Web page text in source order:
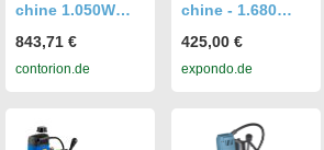
chine 1.050W
843,71 €
contorion.de
chine - 1.680
MSW-MD60-ECO
425,00 €
expondo.de